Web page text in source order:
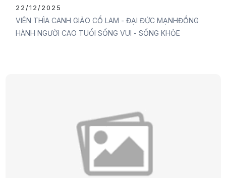
22/12/2025
VIÊN THÌA CANH GIẢO CỔ LAM - ĐẠI ĐỨC MẠNHĐỒNG
HÀNH NGƯỜI CAO TUỔI SỐNG VUI - SỐNG KHỎE